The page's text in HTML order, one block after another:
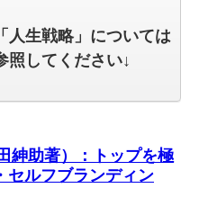
人生戦略」については
照してください↓
紳助著）：トップを極
セルフブランディン